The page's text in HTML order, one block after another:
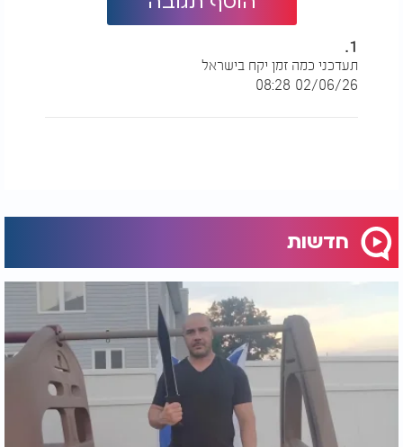
1.
תעדכני כמה זמן יקח בישראל
02/06/26 08:28
חדשות